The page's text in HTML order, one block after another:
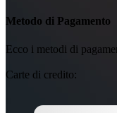
Metodo di Pagamento
Ecco i metodi di
Carte di credito: